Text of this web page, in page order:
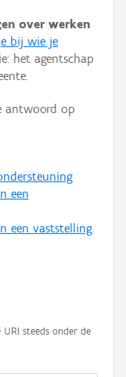
over werken
bij wie je
het agentschap
antwoord op
een
een vaststelling
steeds onder de